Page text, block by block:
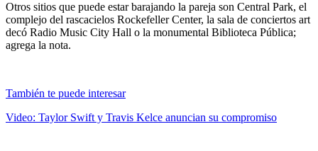
Otros sitios que puede estar barajando la pareja son Central Park, el
complejo del rascacielos Rockefeller Center, la sala de conciertos art
decó Radio Music City Hall o la monumental Biblioteca Pública;
agrega la nota.
También te puede interesar
Video: Taylor Swift y Travis Kelce anuncian su compromiso